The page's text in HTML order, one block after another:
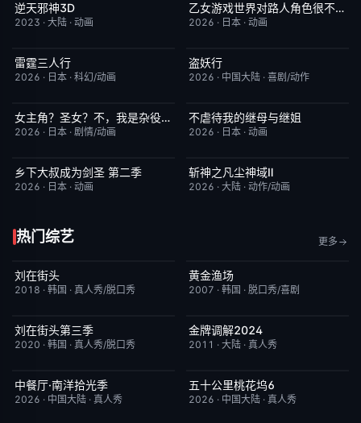
更新至第49集
逆天邪神3D
2023 · 大陆 · 动画
更新至第05集 1.0乙女游戏世界对路人角色很不友好第二季
2026 · 日本 · 动画
更新至第05集
雷霆三人行
2026 · 日本 · 科幻/动画
更新至第51集
盗妖行
2026 · 中国大陆 · 喜剧/动作
更新至第7集 10.0女主角？圣女？不，我是杂役女仆（自豪）
2026 · 日本 · 剧情/动画
更新至第05集
不虐待我的继母与继姐
2026 · 日本 · 动画
更新至第05集
乡下大叔成为剑圣 第二季
2026 · 日本 · 动画
更新至第09集
斩神之凡尘神域Ⅱ
2026 · 大陆 · 动作/动画
热门综艺 更多
昨日更新
刘在街头
2018 · 韩国 · 真人秀/脱口秀
昨日更新
黄金渔场
2007 · 韩国 · 脱口秀/喜剧
昨日更新
刘在街头第三季
2020 · 韩国 · 真人秀/脱口秀
昨日更新
金牌调解2024
2011 · 大陆 · 真人秀
今日更新
中餐厅·南洋拾光季
2026 · 中国大陆 · 真人秀
今日更新
五十公里桃花坞6
2026 · 中国大陆 · 真人秀